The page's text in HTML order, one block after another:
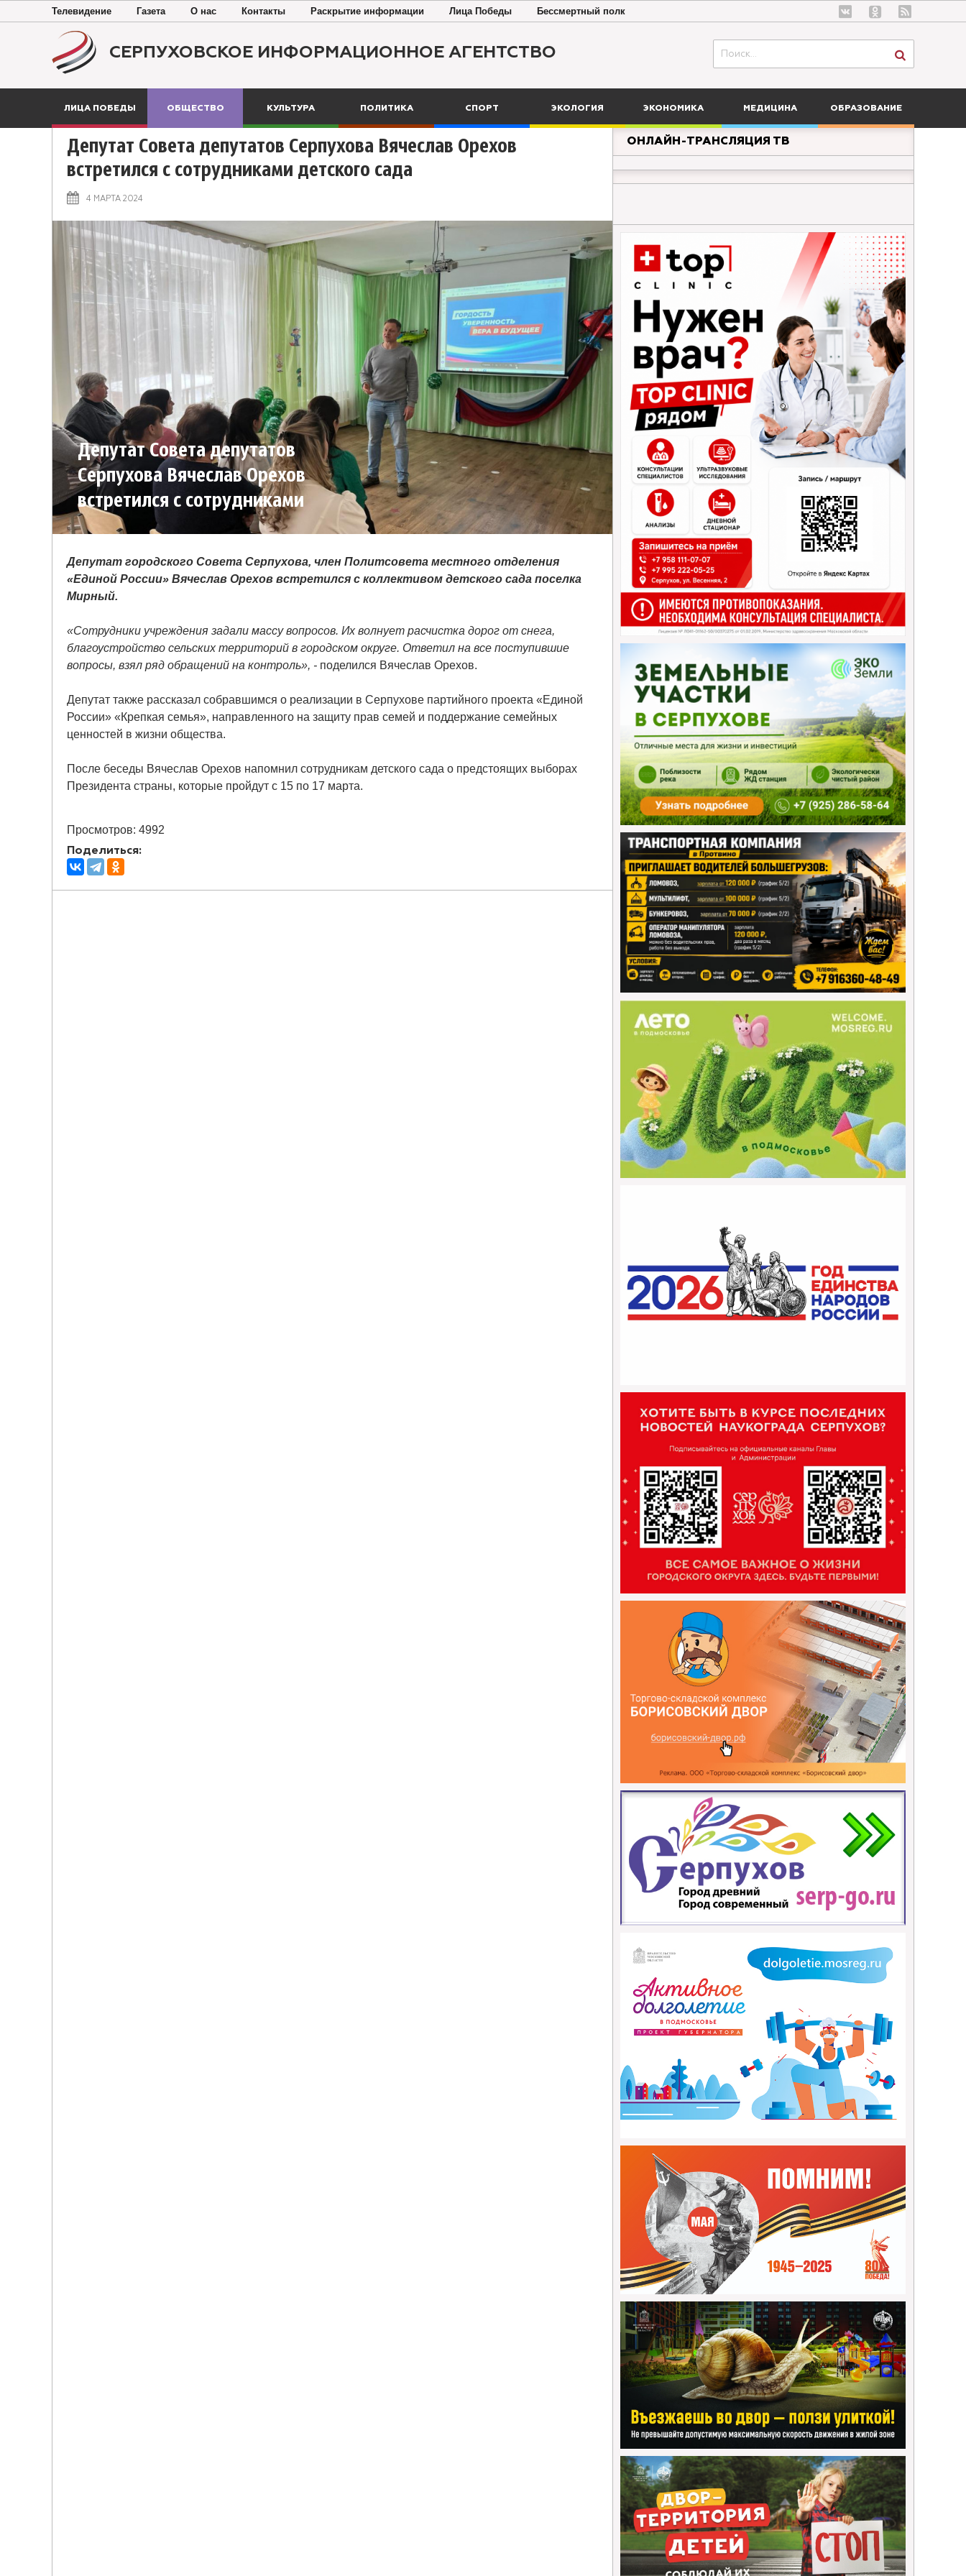
Телевидение Газета О нас Контакты Раскрытие информации Лица Победы Бессмертный полк
СЕРПУХОВСКОЕ ИНФОРМАЦИОННОЕ АГЕНТСТВО
ЛИЦА ПОБЕДЫ ОБЩЕСТВО КУЛЬТУРА ПОЛИТИКА СПОРТ ЭКОЛОГИЯ ЭКОНОМИКА МЕДИЦИНА ОБРАЗОВАНИЕ
Депутат Совета депутатов Серпухова Вячеслав Орехов
встретился с сотрудниками детского сада
4 МАРТА 2024
Депутат Совета депутатов
Серпухова Вячеслав Орехов
встретился с сотрудниками
детского сада
Депутат городского Совета Серпухова, член Политсовета местного отделения
«Единой России» Вячеслав Орехов встретился с коллективом детского сада поселка
Мирный.
«Сотрудники учреждения задали массу вопросов. Их волнует расчистка дорог от снега,
благоустройство сельских территорий в городском округе. Ответил на все поступившие
вопросы, взял ряд обращений на контроль», - поделился Вячеслав Орехов.
Депутат также рассказал собравшимся о реализации в Серпухове партийного проекта «Единой
России» «Крепкая семья», направленного на защиту прав семей и поддержание семейных
ценностей в жизни общества.
После беседы Вячеслав Орехов напомнил сотрудникам детского сада о предстоящих выборах
Президента страны, которые пройдут с 15 по 17 марта.
Просмотров: 4992
Поделиться:
ОНЛАЙН-ТРАНСЛЯЦИЯ ТВ